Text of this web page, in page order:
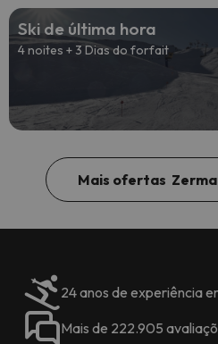
Ski de última hora
4 noites + 3 Dias do forfait
Mais ofertas
24 anos de experiência
Mais de 222.905